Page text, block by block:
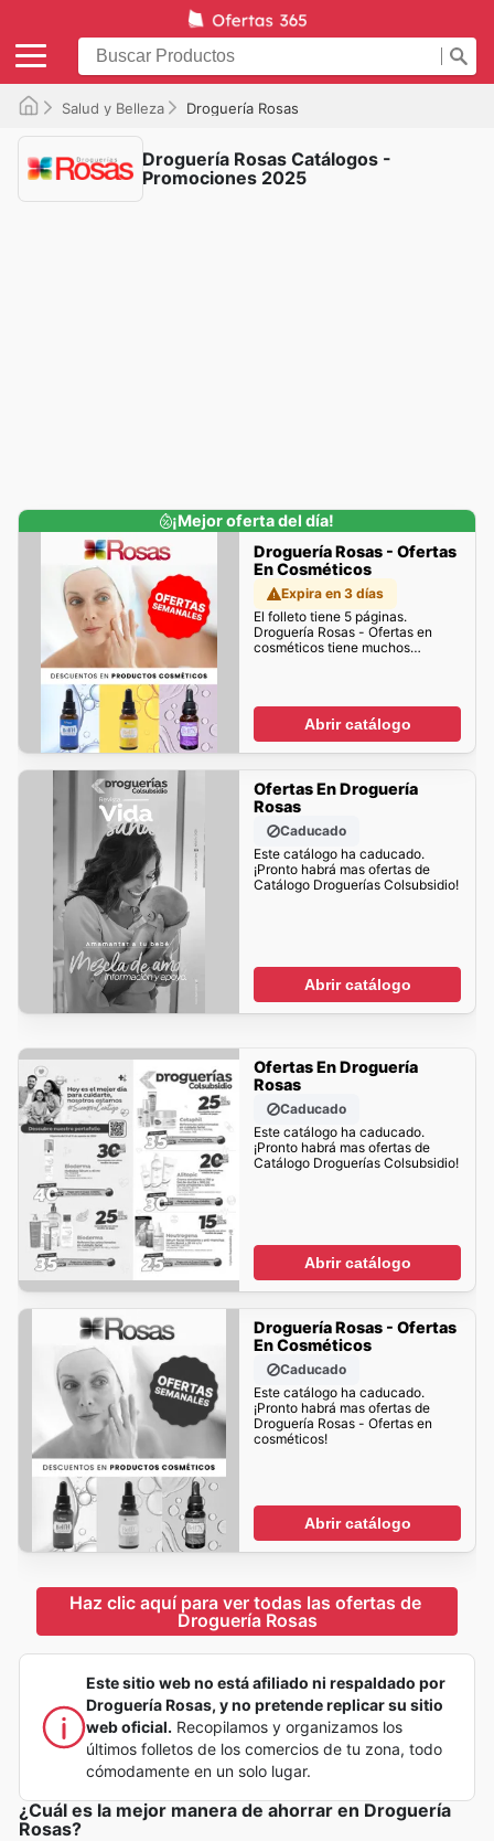
Salud y Belleza Droguería Rosas
Droguería Rosas Catálogos -
Promociones 2025
¡Mejor oferta del día!
Droguería Rosas - Ofertas
En Cosméticos
Expira en 3 días
El folleto tiene 5 páginas.
Droguería Rosas - Ofertas en
cosméticos tiene muchos
Abrir catálogo
Ofertas En Droguería
Rosas
Caducado
Este catálogo ha caducado.
¡Pronto habrá mas ofertas de
Catálogo Droguerías Colsubsidio!
Abrir catálogo
Ofertas En Droguería
Rosas
Caducado
Este catálogo ha caducado.
¡Pronto habrá mas ofertas de
Catálogo Droguerías Colsubsidio!
Abrir catálogo
Droguería Rosas - Ofertas
En Cosméticos
Caducado
Este catálogo ha caducado.
¡Pronto habrá mas ofertas de
Droguería Rosas - Ofertas en
cosméticos!
Abrir catálogo
Haz clic aquí para ver todas las ofertas de
Droguería Rosas
Este sitio web no está afiliado ni respaldado por
Droguería Rosas, y no pretende replicar su sitio
web oficial. Recopilamos y organizamos los
últimos folletos de los comercios de tu zona, todo
cómodamente en un solo lugar.
¿Cuál es la mejor manera de ahorrar en Droguería
Rosas?